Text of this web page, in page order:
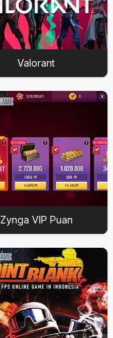
Valorant
Zynga VIP Puan